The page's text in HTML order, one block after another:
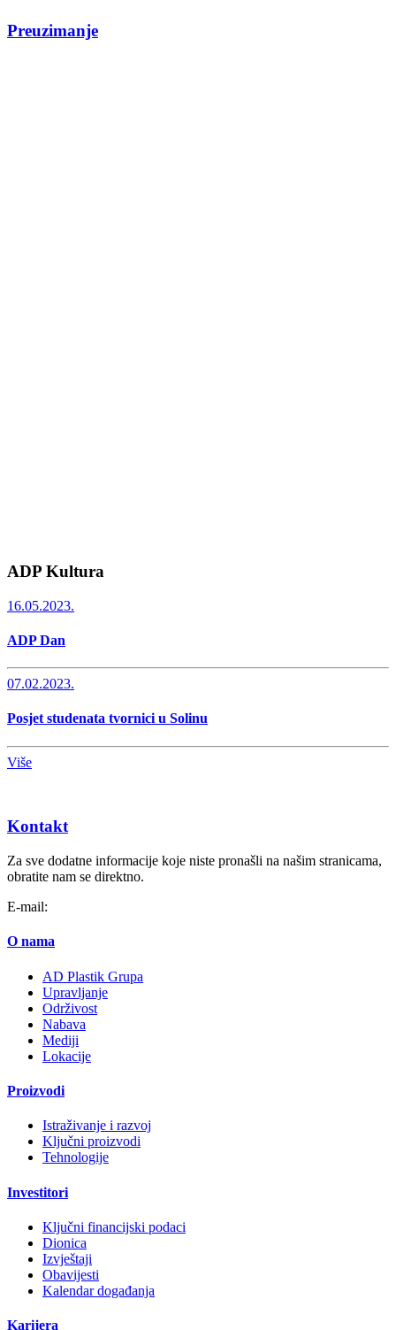
Preuzimanje
ADP Kultura
16.05.2023.
ADP Dan
07.02.2023.
Posjet studenata tvornici u Solinu
Više
Kontakt
Za sve dodatne informacije koje niste pronašli na našim stranicama,
obratite nam se direktno.
E-mail:
O nama
AD Plastik Grupa
Upravljanje
Održivost
Nabava
Mediji
Lokacije
Proizvodi
Istraživanje i razvoj
Ključni proizvodi
Tehnologije
Investitori
Ključni financijski podaci
Dionica
Izvještaji
Obavijesti
Kalendar događanja
Karijera